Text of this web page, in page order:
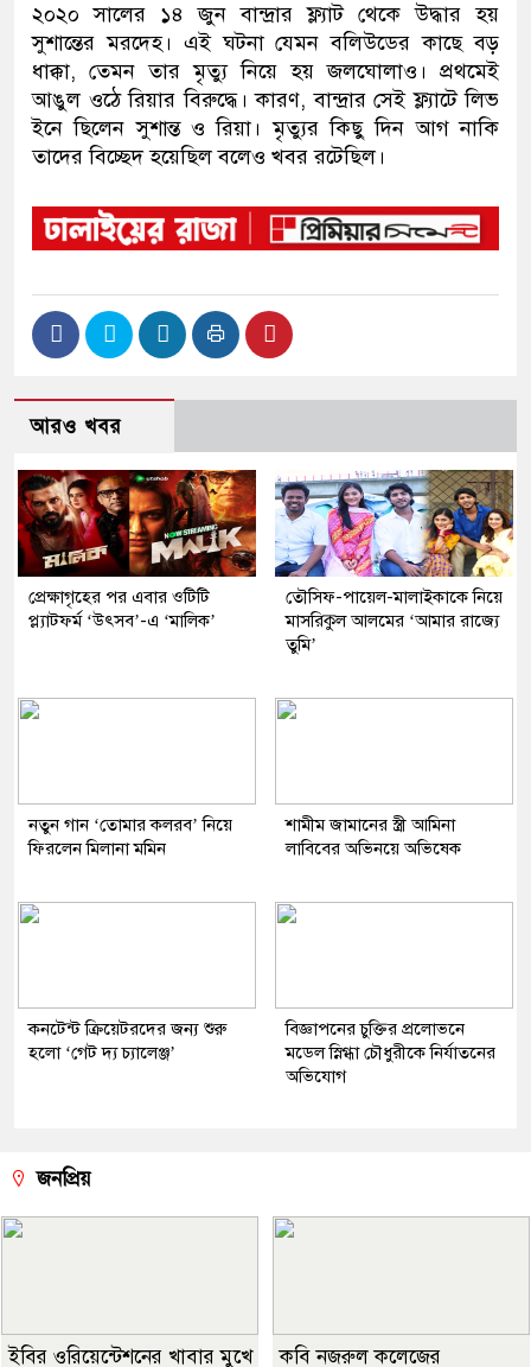
২০২০ সালের ১৪ জুন বান্দ্রার ফ্ল্যাট থেকে উদ্ধার হয়
সুশান্তের মরদেহ। এই ঘটনা যেমন বলিউডের কাছে বড়
ধাক্কা, তেমন তার মৃত্যু নিয়ে হয় জলঘোলাও। প্রথমেই
আঙুল ওঠে রিয়ার বিরুদ্ধে। কারণ, বান্দ্রার সেই ফ্ল্যাটে লিভ
ইনে ছিলেন সুশান্ত ও রিয়া। মৃত্যুর কিছু দিন আগ নাকি
তাদের বিচ্ছেদ হয়েছিল বলেও খবর রটেছিল।
আরও খবর
প্রেক্ষাগৃহের পর এবার ওটিটি
প্ল্যাটফর্ম ‘উৎসব’-এ ‘মালিক’
তৌসিফ-পায়েল-মালাইকাকে নিয়ে
মাসরিকুল আলমের ‘আমার রাজ্যে
তুমি’
নতুন গান ‘তোমার কলরব’ নিয়ে
ফিরলেন মিলানা মমিন
শামীম জামানের স্ত্রী আমিনা
লাবিবের অভিনয়ে অভিষেক
কনটেন্ট ক্রিয়েটরদের জন্য শুরু
হলো ‘গেট দ্য চ্যালেঞ্জ’
বিজ্ঞাপনের চুক্তির প্রলোভনে
মডেল স্নিগ্ধা চৌধুরীকে নির্যাতনের
অভিযোগ
জনপ্রিয়
ইবির ওরিয়েন্টেশনের খাবার মুখে কবি নজরুল কলেজের